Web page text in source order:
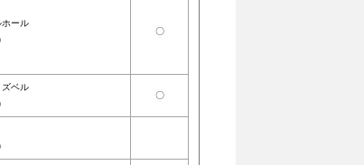
ール
〇
ベル
〇